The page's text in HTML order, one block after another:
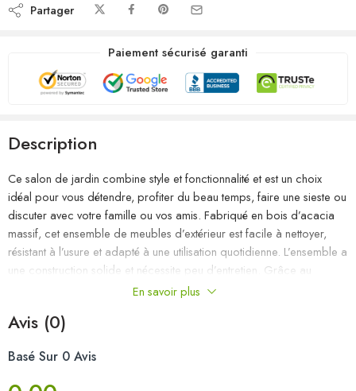
Partager
Paiement sécurisé garanti
Description
Ce salon de jardin combine style et fonctionnalité et est un choix
idéal pour vous détendre, profiter du beau temps, faire une sieste ou
discuter avec votre famille ou vos amis. Fabriqué en bois d’acacia
massif, cet ensemble de meubles d’extérieur est facile à nettoyer,
résistant à l’usure et adapté à une utilisation quotidienne. L’ensemble a
une construction solide et nécessite peu d’entretien. Grâce au
revêtement 100 % polyester et au rembourrage épais, les coussins
également léger et modulaire, ce qui le rend complètement flexible et
combiner avec d’autres segments modulaires pour créer vos
En savoir plus
Avis (0)
Basé Sur 0 Avis